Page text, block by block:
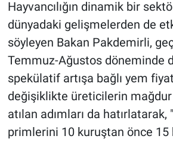
Hayvancılığın dinamik bir
dünyadaki gelişmelerden de
söyleyen Bakan Pakdemirli,
Temmuz-Ağustos döneminde
spekülatif artışa bağlı yem
değişiklikte üreticilerin
atılan adımları da
primlerini 10 kuruştan önce 15